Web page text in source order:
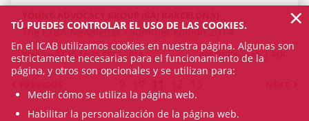
The EYBA Newsletter - Summer edition 2014
Wed Jun 04 10:16:35 CEST 2014 496.0390625 Kb
TÚ PUEDES CONTROLAR EL USO DE LAS COOKIES.
En el ICAB utilizamos cookies en nuestra página. Algunas son
estrictamente necesarias para el funcionamiento de la
página, y otros son opcionales y se utilizan para:
Medir cómo se utiliza la página web.
Habilitar la personalización de la página web.
×